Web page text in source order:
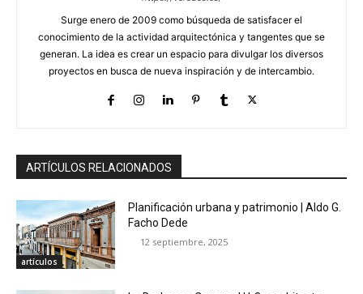
Surge enero de 2009 como búsqueda de satisfacer el
conocimiento de la actividad arquitectónica y tangentes que se
generan. La idea es crear un espacio para divulgar los diversos
proyectos en busca de nueva inspiración y de intercambio.
ARTÍCULOS RELACIONADOS
artículos
Planificación urbana y patrimonio | Aldo G.
Facho Dede
12 septiembre, 2025